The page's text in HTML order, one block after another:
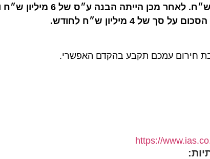
התשלום החודשי אמור להיות 8 מיליון
ש״ח לחודש.
עמכם תקבע בהקדם האפשרי.
https://